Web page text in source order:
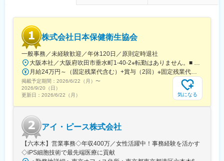
・医師との打ち合わせ
■基礎研修が充実：
入社後1か月は研修期間となります。ビジネスマナーやPCスキル
研修が入社後研修としてあり、PC慣れしていない方も安心してご
入社いただけます。
■配属後も丁寧なフォロー：
現場配属後は、OJTで独り立ちまでサポートその後も定期的なフ
ォローアップ研修や、専門性を高める継続研修、階層別研修など
様々な研修をご用意しています。
・ご自宅から1時間程度で通える施設をお任せする予定です。
・スーパーフレックスタイム制を導入しており、社員自身が業務
のスケジュールに合わせて始業、就業時間を決めることができま
す。
・5日間のリフレッシュ休暇制度や、時間単位で取得できる有給休
株式会社日本保健衛生協会
一般事務／未経験歓迎／年休120日／原則定時退社
掲載予定期間： 2026/6/22（月） 〜
2026/9/20（日）
更新日： 2026/6/22（月） 気になる
アイ・ピース株式会社
【六本木】営業事務◇年収400万／女性活躍中！事務経験を活かす
◇iPS細胞技術で最先端医療に貢献